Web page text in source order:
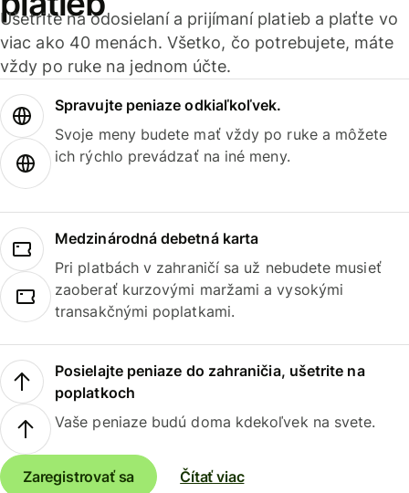
Ušetrite na odosielaní a prijímaní platieb a plaťte vo
viac ako 40 menách. Všetko, čo potrebujete, máte
vždy po ruke na jednom účte.
Spravujte peniaze odkiaľkoľvek.
Svoje meny budete mať vždy po ruke a môžete
ich rýchlo prevádzať na iné meny.
Medzinárodná debetná karta
Pri platbách v zahraničí sa už nebudete musieť
zaoberať kurzovými maržami a vysokými
transakčnými poplatkami.
Posielajte peniaze do zahraničia, ušetrite na
poplatkoch
Vaše peniaze budú doma kdekoľvek na svete.
Zaregistrovať sa Čítať viac